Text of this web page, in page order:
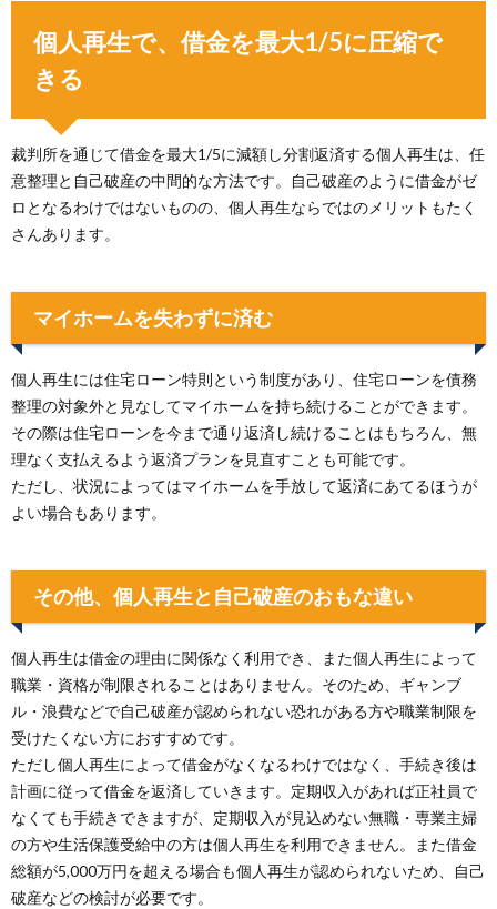
個人再生で、借金を最大1/5に圧縮で
きる
裁判所を通じて借金を最大1/5に減額し分割返済する個人再生は、任
意整理と自己破産の中間的な方法です。自己破産のように借金がゼ
ロとなるわけではないものの、個人再生ならではのメリットもたく
さんあります。
マイホームを失わずに済む
個人再生には住宅ローン特則という制度があり、住宅ローンを債務
整理の対象外と見なしてマイホームを持ち続けることができます。
その際は住宅ローンを今まで通り返済し続けることはもちろん、無
理なく支払えるよう返済プランを見直すことも可能です。
ただし、状況によってはマイホームを手放して返済にあてるほうが
よい場合もあります。
その他、個人再生と自己破産のおもな違い
個人再生は借金の理由に関係なく利用でき、また個人再生によって
職業・資格が制限されることはありません。そのため、ギャンブ
ル・浪費などで自己破産が認められない恐れがある方や職業制限を
受けたくない方におすすめです。
ただし個人再生によって借金がなくなるわけではなく、手続き後は
計画に従って借金を返済していきます。定期収入があれば正社員で
なくても手続きできますが、定期収入が見込めない無職・専業主婦
の方や生活保護受給中の方は個人再生を利用できません。また借金
総額が5,000万円を超える場合も個人再生が認められないため、自己
破産などの検討が必要です。